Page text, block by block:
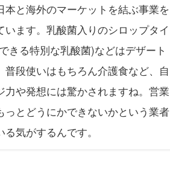
と海外のマーケットを結ぶ事業を
ます。乳酸菌入りのシロップタイ
きる特別な乳酸菌)などはデザート
段使いはもちろん介護食など、自
や発想には驚かされますね。営業
とどうにかできないかという業者
気がするんです。